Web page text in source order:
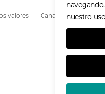
valores Canal de Denuncias
nuestro